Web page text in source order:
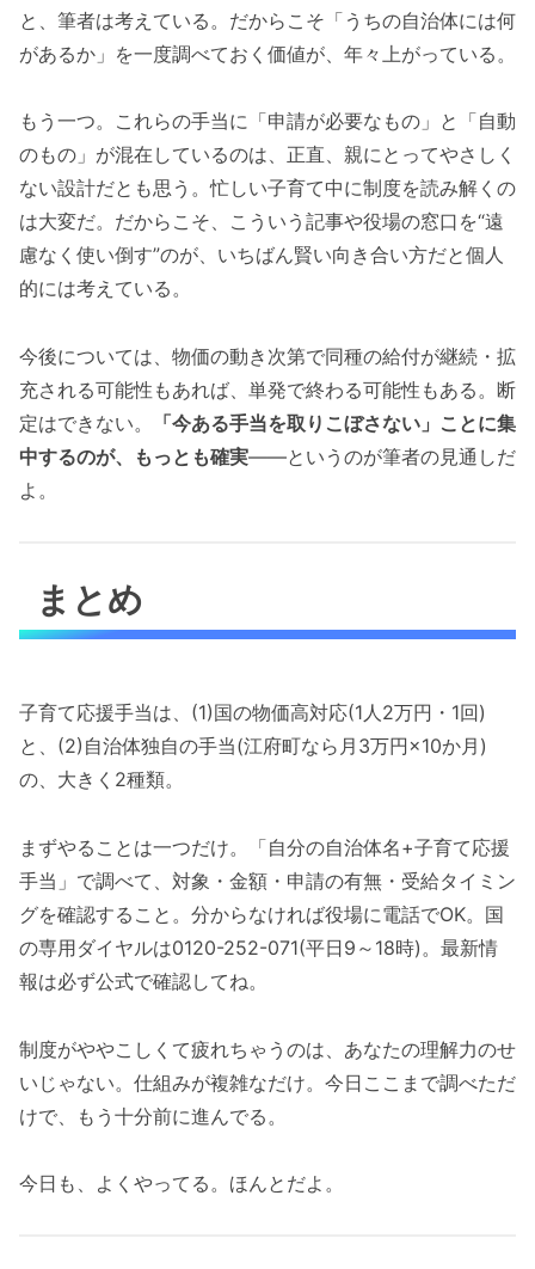
と、筆者は考えている。だからこそ「うちの自治体には何
があるか」を一度調べておく価値が、年々上がっている。
もう一つ。これらの手当に「申請が必要なもの」と「自動
のもの」が混在しているのは、正直、親にとってやさしく
ない設計だとも思う。忙しい子育て中に制度を読み解くの
は大変だ。だからこそ、こういう記事や役場の窓口を“遠
慮なく使い倒す”のが、いちばん賢い向き合い方だと個人
的には考えている。
今後については、物価の動き次第で同種の給付が継続・拡
充される可能性もあれば、単発で終わる可能性もある。断
定はできない。
「今ある手当を取りこぼさない」ことに集
中するのが、もっとも確実——というのが筆者の見通しだ
よ。
まとめ
子育て応援手当は、(1)国の物価高対応(1人2万円・1回)
と、(2)自治体独自の手当(江府町なら月3万円×10か月)
の、大きく2種類。
まずやることは一つだけ。「自分の自治体名+子育て応援
手当」で調べて、対象・金額・申請の有無・受給タイミン
グを確認すること。分からなければ役場に電話でOK。国
の専用ダイヤルは0120-252-071(平日9～18時)。最新情
報は必ず公式で確認してね。
制度がややこしくて疲れちゃうのは、あなたの理解力のせ
いじゃない。仕組みが複雑なだけ。今日ここまで調べただ
けで、もう十分前に進んでる。
今日も、よくやってる。ほんとだよ。